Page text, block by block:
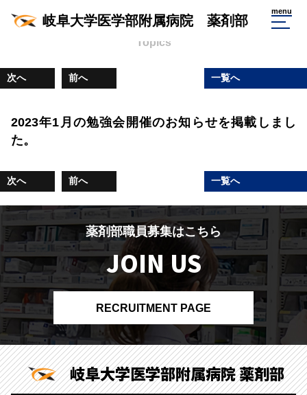
岐阜大学医学部附属病院 薬剤部
menu
Topics
次へ 前へ 一覧へ
2023年1月の勉強会開催のお知らせを掲載しまし
た。
次へ 前へ 一覧へ
薬剤部職員募集はこちら
JOIN US
RECRUITMENT PAGE
岐阜大学医学部附属病院 薬剤部